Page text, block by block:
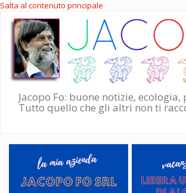
Salta al contenuto principale
Jacopo Fo: buone notizie,
Tutto quello che gli altri non ti